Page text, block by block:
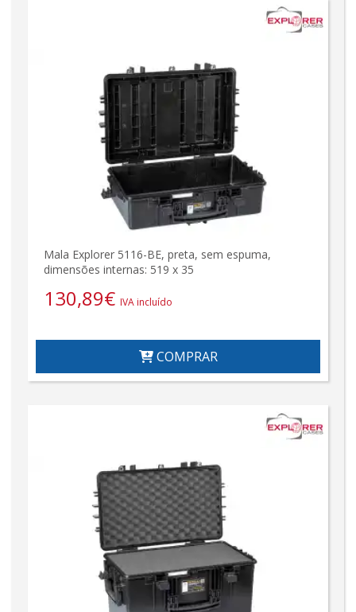
Mala Explorer 5116-BE, preta, sem espuma,
dimensões internas: 519 x 35
130,89€ IVA incluído
COMPRAR